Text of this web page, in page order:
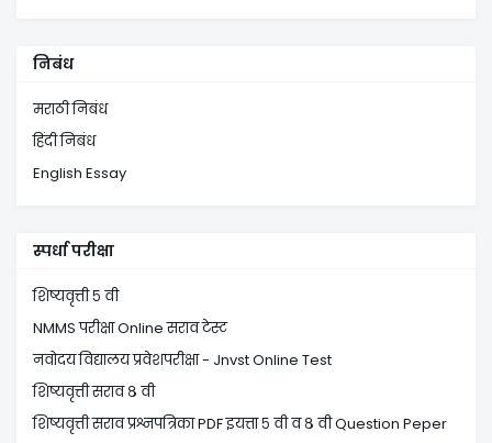
निबंध
मराठी निबंध
हिंदी निबंध
English Essay
स्पर्धा परीक्षा
शिष्यवृत्ती ५ वी
NMMS परीक्षा Online सराव टेस्ट
नवोदय विद्यालय प्रवेशपरीक्षा - Jnvst Online Test
शिष्यवृत्ती सराव ८ वी
शिष्यवृत्ती सराव प्रश्नपत्रिका PDF इयत्ता ५ वी व ८ वी Question Peper